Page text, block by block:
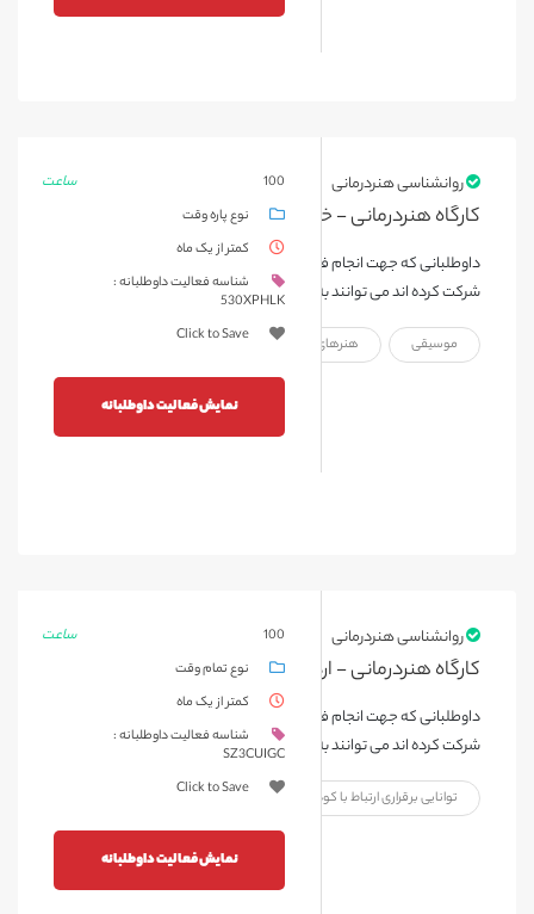
روانشناسی هنردرمانی
کارگاه هنردرمانی - خردادماه 1404
داوطلبانی که جهت انجام فعالیت های نمایشی و کار با کودک که در کارگاه
شرکت کرده اند می توانند به این فعالیت درخواست دهند.
موسیقی هنرهای نمایشی هنرهای تجسمی
ساعت
100
نوع پاره وقت
کمتر از یک ماه
شناسه فعالیت داوطلبانه :
530XPHLK
Click to Save
نمایش فعالیت داوطلبانه
روانشناسی هنردرمانی
کارگاه هنردرمانی - اردیبهشت 1404
داوطلبانی که جهت انجام فعالیت های نمایشی و کار با کودک که در کارگاه
شرکت کرده اند می توانند به این فعالیت درخواست دهند.
توانایی برقراری ارتباط با کودک
ساعت
100
نوع تمام وقت
کمتر از یک ماه
شناسه فعالیت داوطلبانه :
SZ3CUIGC
Click to Save
نمایش فعالیت داوطلبانه